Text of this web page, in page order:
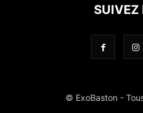
SUIVEZ
© ExoBaston -